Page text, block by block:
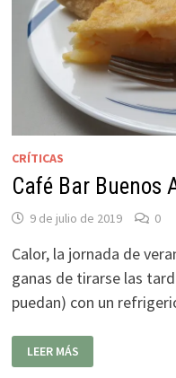
CRÍTICAS
Café Bar Buenos
9 de julio de 2019 0
Calor, la jornada de
ganas de tirarse las
puedan) con un
BAR
BUENOS
LEER MÁS